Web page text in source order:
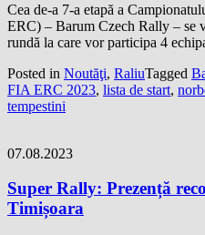
Cea de-a 7-a etapă a
ERC) – Barum Czech Rally – se
rundă la care vor participa 4
Posted in Noutăţi, RaliuTagged
FIA ERC 2023, lista de start,
tempestini
07.08.2023
Super Rally: Prezență
Timișoara